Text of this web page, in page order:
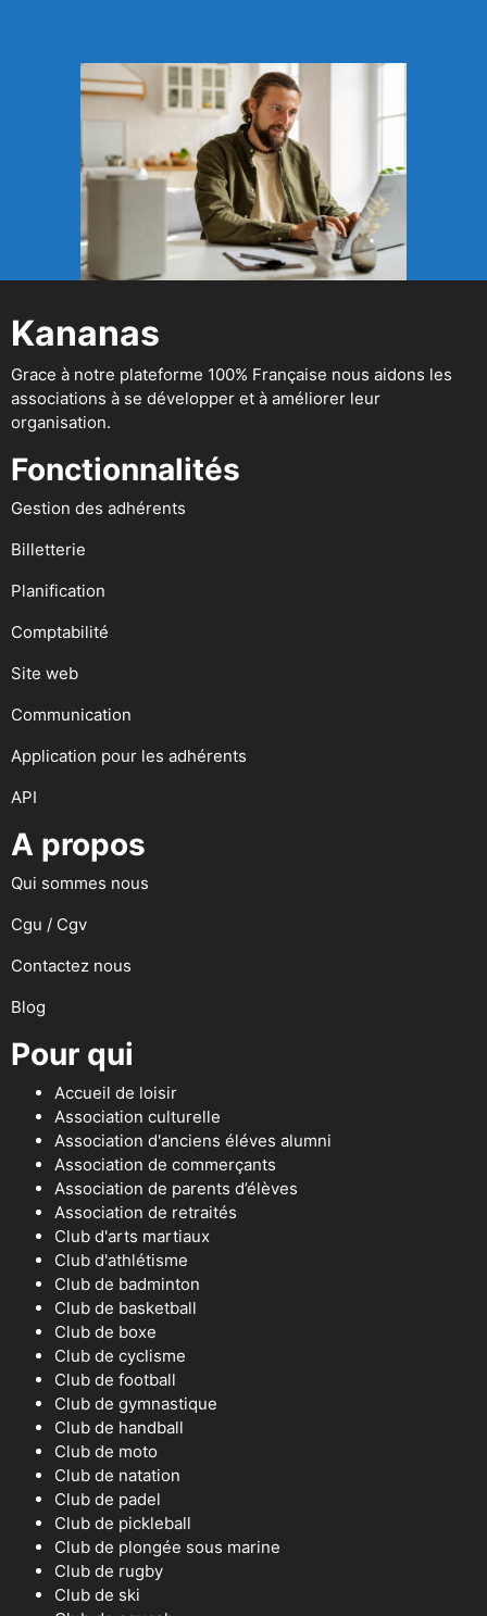
Kananas
Grace à notre plateforme 100% Française nous aidons les
associations à se développer et à améliorer leur
organisation.
Fonctionnalités
Gestion des adhérents
Billetterie
Planification
Comptabilité
Site web
Communication
Application pour les adhérents
API
A propos
Qui sommes nous
Cgu / Cgv
Contactez nous
Blog
Pour qui
Accueil de loisir
Association culturelle
Association d'anciens éléves alumni
Association de commerçants
Association de parents d’élèves
Association de retraités
Club d'arts martiaux
Club d'athlétisme
Club de badminton
Club de basketball
Club de boxe
Club de cyclisme
Club de football
Club de gymnastique
Club de handball
Club de moto
Club de natation
Club de padel
Club de pickleball
Club de plongée sous marine
Club de rugby
Club de ski